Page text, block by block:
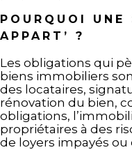
POURQUOI UNE
APPART’ ?
Les obligations qui
biens immobiliers
des locataires,
rénovation du bien,
obligations,
propriétaires à des
de loyers impayés